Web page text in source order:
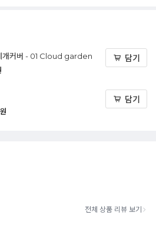
개커버 - 01 Cloud garden
담기
원
담기